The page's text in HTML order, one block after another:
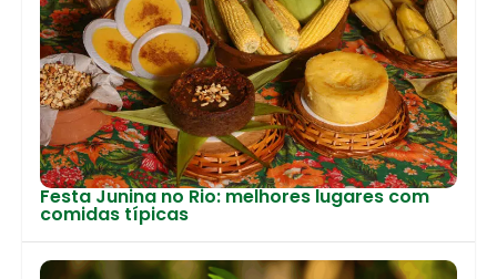
Festa Junina no Rio: melhores lugares com
comidas típicas